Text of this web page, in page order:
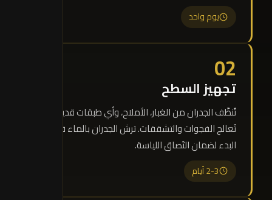
يوم واحد
02
تجهيز السطح
تُنظّف الجدران من الغبار، الأملاح، وأي طبقات قديمة.
تُعالج الفجوات والتشققات. ترش الجدران بالماء قبل
البدء لضمان التَصاق اللياسة.
2-3 أيام